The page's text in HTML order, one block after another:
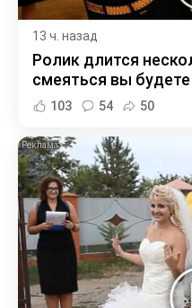
13 ч. назад
Ролик длится
смеяться вы
103 54 50